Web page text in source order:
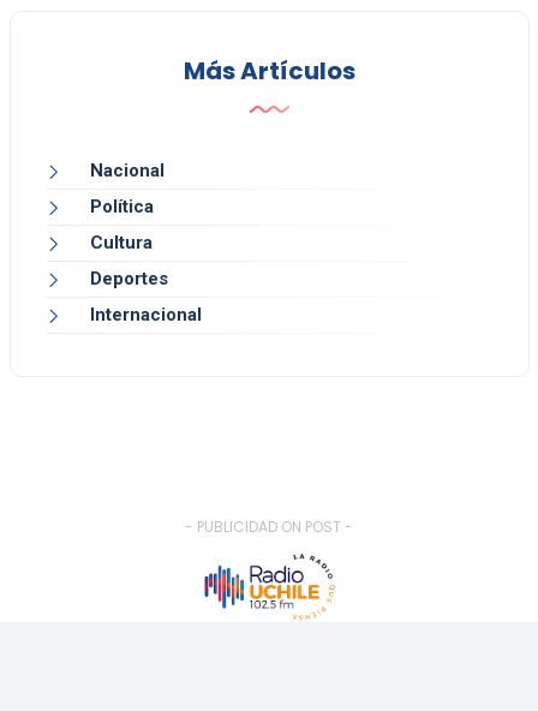
Más Artículos
Nacional
Política
Cultura
Deportes
Internacional
- PUBLICIDAD ON POST -